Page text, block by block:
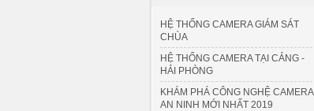
HỆ THỐNG CAMERA GIÁM SÁT
CHÙA
HỆ THỐNG CAMERA TẠI CẢNG -
HẢI PHÒNG
KHÁM PHÁ CÔNG NGHỆ CAMERA
AN NINH MỚI NHẤT 2019